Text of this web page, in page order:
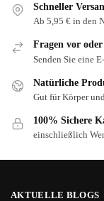
Schneller
Ab 5,95 € in den
Fragen vor
Senden Sie eine
Natürliche
Gut für Körper
100% Sichere
einschließlich
AKTUELLE BLOGS